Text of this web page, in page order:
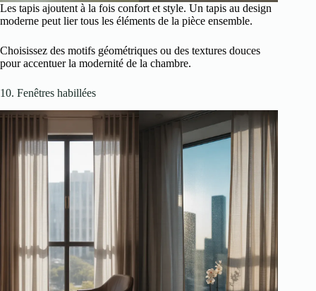
Les tapis ajoutent à la fois confort et style. Un tapis au design
moderne peut lier tous les éléments de la pièce ensemble.
Choisissez des motifs géométriques ou des textures douces
pour accentuer la modernité de la chambre.
10. Fenêtres habillées